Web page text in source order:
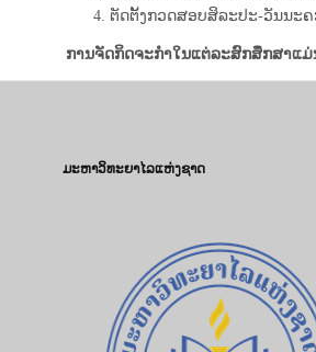
ຕັດຕັ້ງກວດສອບສິລະປະ-ວັນນະ
ການຈັດກິດຈະກໍາໃນແຕ່ລະສົກສຶກສາແມ່
ມະຫາວິທະຍາໄລແຫ່ງຊາດ